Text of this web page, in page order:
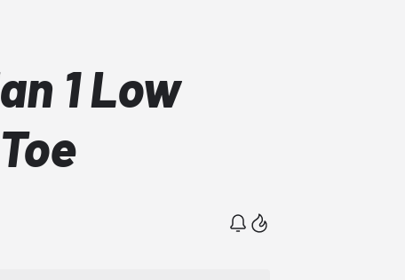
1 Low